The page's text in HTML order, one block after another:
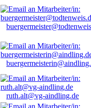
ruth.alt@vg-aindling.de